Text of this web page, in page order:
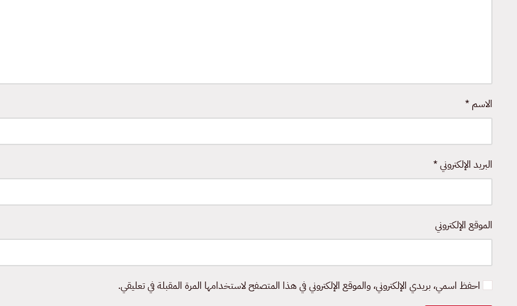
الاسم *
البريد الإلكتروني*
الموقع الإلكتروني
احفظ اسمي، بريدي الإلكتروني، والموقع الإلكتروني في هذا المتصفح لاستخدامها المرة المقبلة في تعليقي.